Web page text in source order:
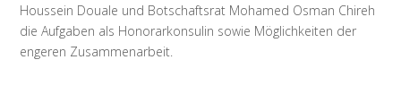
Houssein Douale und Botschaftsrat Mohamed Osman Chireh
die Aufgaben als Honorarkonsulin sowie Möglichkeiten der
engeren Zusammenarbeit.